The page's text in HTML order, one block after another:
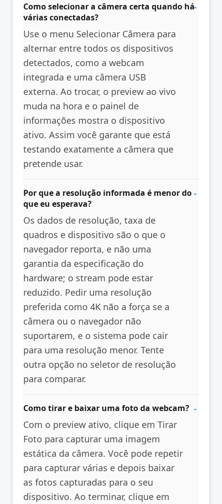
Como selecionar a câmera certa quando há
várias conectadas?
Use o menu Selecionar Câmera para
alternar entre todos os dispositivos
detectados, como a webcam
integrada e uma câmera USB
externa. Ao trocar, o preview ao vivo
muda na hora e o painel de
informações mostra o dispositivo
ativo. Assim você garante que está
testando exatamente a câmera que
pretende usar.
Por que a resolução informada é menor do
que eu esperava?
Os dados de resolução, taxa de
quadros e dispositivo são o que o
navegador reporta, e não uma
garantia da especificação do
hardware; o stream pode estar
reduzido. Pedir uma resolução
preferida como 4K não a força se a
câmera ou o navegador não
suportarem, e o sistema pode cair
para uma resolução menor. Tente
outra opção no seletor de resolução
para comparar.
Como tirar e baixar uma foto da webcam?
Com o preview ativo, clique em Tirar
Foto para capturar uma imagem
estática da câmera. Você pode repetir
para capturar várias e depois baixar
as fotos capturadas para o seu
dispositivo. Ao terminar, clique em